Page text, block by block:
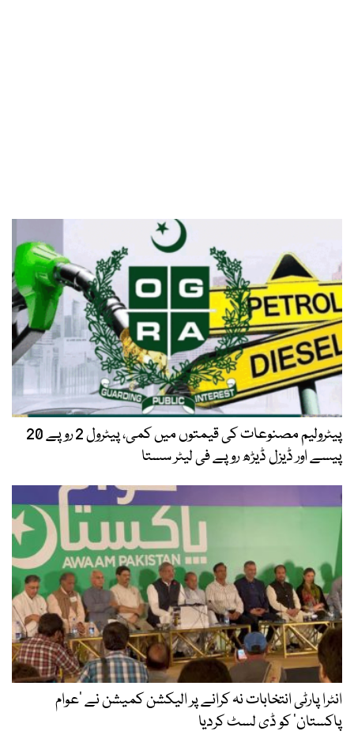
پیٹرولیم مصنوعات کی قیمتوں میں کمی، پیٹرول 2 روپے 20
پیسے اور ڈیزل ڈیڑھ روپے فی لیٹر سستا
انٹرا پارٹی انتخابات نہ کرانے پر الیکشن کمیشن نے ’عوام
پاکستان‘ کو ڈی لسٹ کردیا